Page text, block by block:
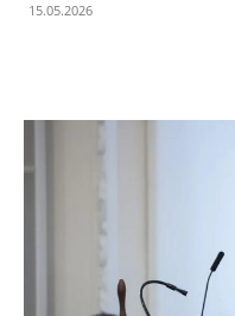
15.05.2026